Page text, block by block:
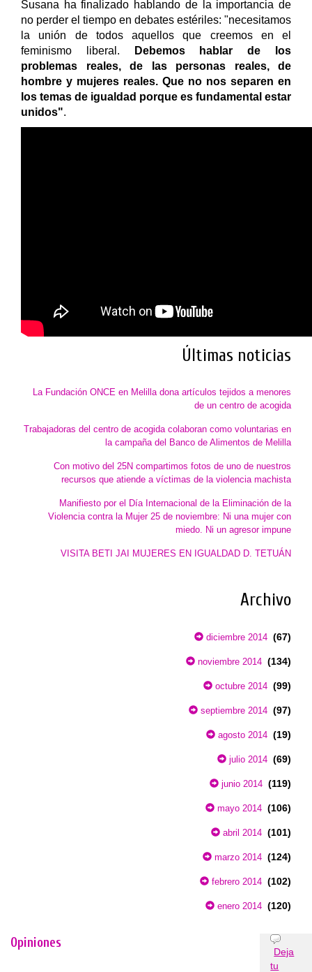
Susana ha finalizado hablando de la importancia de
no perder el tiempo en debates estériles: "necesitamos
la unión de todos aquellos que creemos en el
feminismo liberal. Debemos hablar de los
problemas reales, de las personas reales, de
hombre y mujeres reales. Que no nos separen en
los temas de igualdad porque es fundamental estar
unidos".
Últimas noticias
La Fundación ONCE en Melilla dona artículos tejidos a menores
de un centro de acogida
Trabajadoras del centro de acogida colaboran como voluntarias en
la campaña del Banco de Alimentos de Melilla
Con motivo del 25N compartimos fotos de uno de nuestros
recursos que atiende a víctimas de la violencia machista
Manifiesto por el Día Internacional de la Eliminación de la
Violencia contra la Mujer 25 de noviembre: Ni una mujer con
miedo. Ni un agresor impune
VISITA BETI JAI MUJERES EN IGUALDAD D. TETUÁN
Archivo
diciembre 2014 (67)
noviembre 2014 (134)
octubre 2014 (99)
septiembre 2014 (97)
agosto 2014 (19)
julio 2014 (69)
junio 2014 (119)
mayo 2014 (106)
abril 2014 (101)
marzo 2014 (124)
febrero 2014 (102)
enero 2014 (120)
Opiniones
Deja
tu